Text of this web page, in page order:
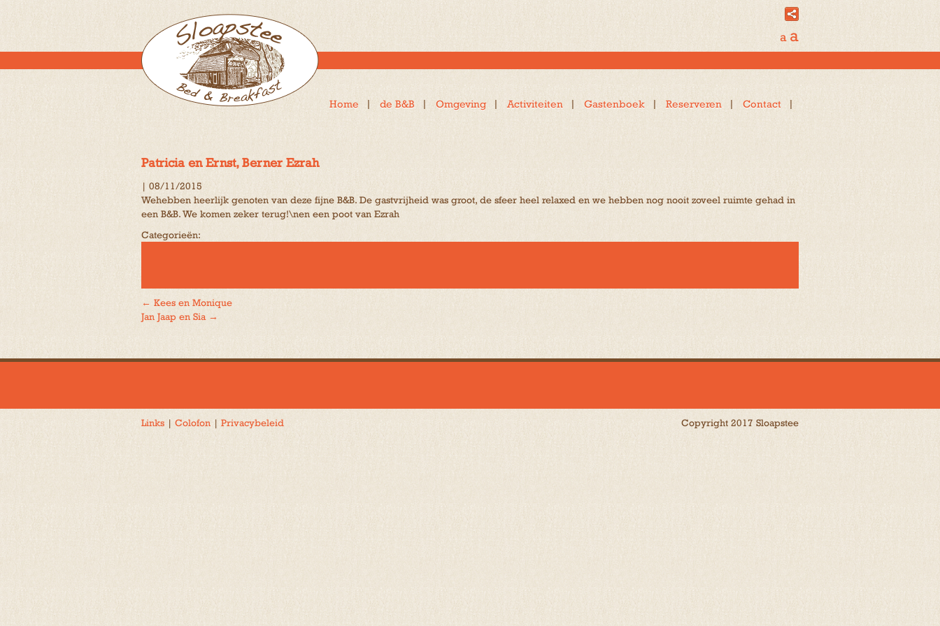
a a
Home de B&B Omgeving Activiteiten Gastenboek Reserveren Contact
Patricia en Ernst, Berner Ezrah
| 08/11/2015
Wehebben heerlijk genoten van deze fijne B&B. De gastvrijheid was groot, de sfeer heel relaxed en we hebben nog nooit zoveel ruimte gehad in
een B&B. We komen zeker terug!\nen een poot van Ezrah
Categorieën:
Bericht
← Kees en Monique
Jan Jaap en Sia →
Links | Colofon | Privacybeleid Copyright 2017 Sloapstee